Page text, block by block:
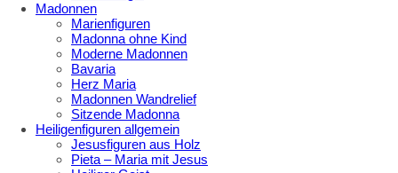
Madonnen
Marienfiguren
Madonna ohne Kind
Moderne Madonnen
Bavaria
Herz Maria
Madonnen Wandrelief
Sitzende Madonna
Heiligenfiguren allgemein
Jesusfiguren aus Holz
Pieta – Maria mit Jesus